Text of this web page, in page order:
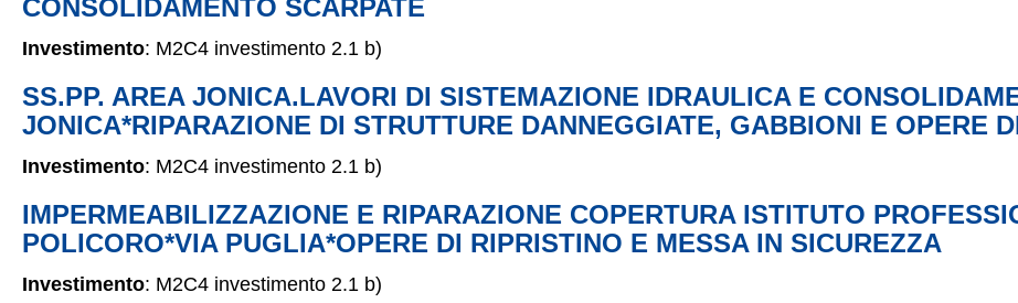
CONSOLIDAMENTO SCARPATE
Investimento: M2C4 investimento 2.1 b)
SS.PP. AREA JONICA.LAVORI DI SISTEMAZIONE IDRAULICA E
JONICA*RIPARAZIONE DI STRUTTURE DANNEGGIATE, GABBIONI E OPERE
Investimento: M2C4 investimento 2.1 b)
IMPERMEABILIZZAZIONE E RIPARAZIONE COPERTURA ISTITUTO
POLICORO*VIA PUGLIA*OPERE DI RIPRISTINO E MESSA IN SICUREZZA
Investimento: M2C4 investimento 2.1 b)